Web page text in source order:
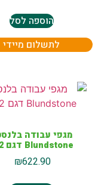
הוספה לסל
לתשלום מיידי
מגפי עבודה
Blundstone דגם 562
₪622.90